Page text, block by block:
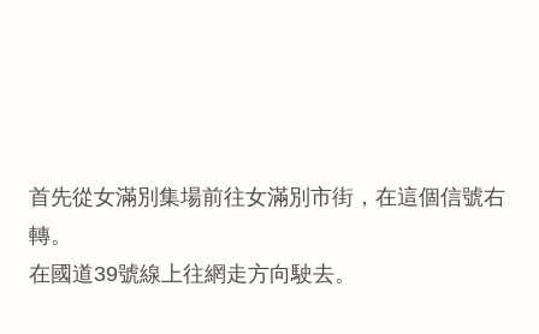
首先從女滿別集場前往女滿別市街，在這個信號右
轉。
在國道39號線上往網走方向駛去。